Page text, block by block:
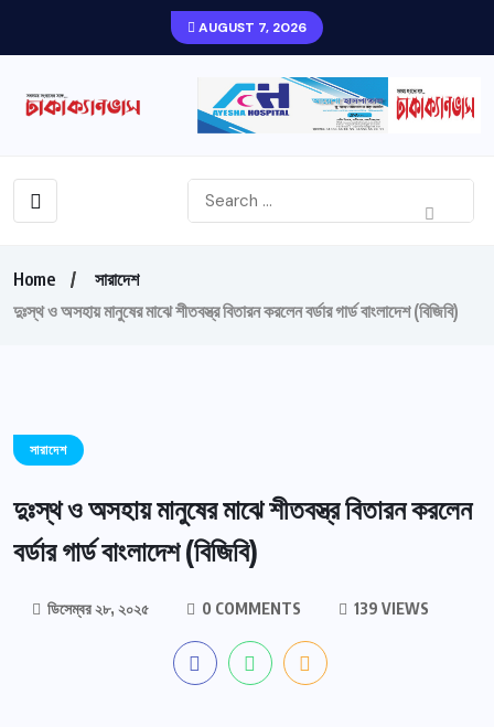
AUGUST 7, 2026
Home
সারাদেশ
দুঃস্থ ও অসহায় মানুষের মাঝে শীতবস্ত্র বিতারন করলেন বর্ডার গার্ড বাংলাদেশ (বিজিবি)
সারাদেশ
দুঃস্থ ও অসহায় মানুষের মাঝে শীতবস্ত্র বিতারন করলেন
বর্ডার গার্ড বাংলাদেশ (বিজিবি)
ডিসেম্বর ২৮, ২০২৫ 0 COMMENTS 139 VIEWS